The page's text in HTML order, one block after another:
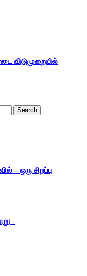
விடுமுறையில்
– ஒரு சிறப்பு
–